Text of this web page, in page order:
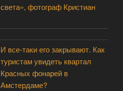
света», фотограф Кристиан
И все-таки его закрывают. Как
туристам увидеть квартал
Красных фонарей в
Амстердаме?